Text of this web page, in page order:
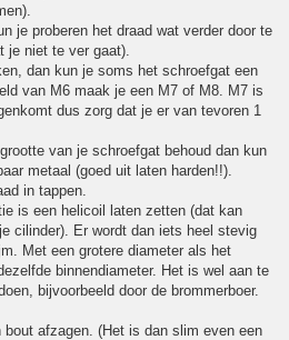
je proberen het draad wat verder door te
je niet te ver gaat).
dan kun je soms het schroefgat een
van M6 maak je een M7 of M8. M7 is
dus zorg dat je er van tevoren 1
van je schroefgat behoud dan kun
metaal (goed uit laten harden!!).
in tappen.
is een helicoil laten zetten (dat kan
cilinder). Er wordt dan iets heel stevig
Met een grotere diameter als het
binnendiameter. Het is wel aan te
bijvoorbeeld door de brommerboer.
afzagen. (Het is dan slim even een